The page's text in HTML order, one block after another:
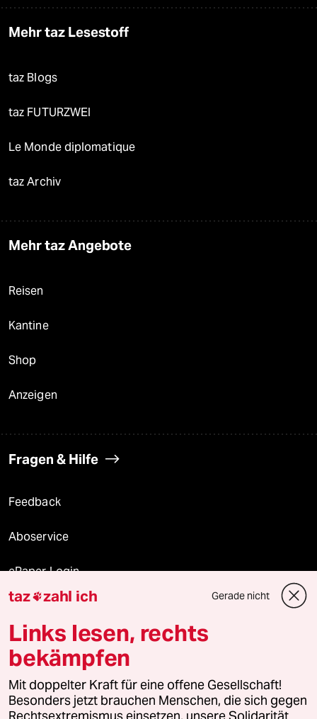
Mehr taz Lesestoff
taz Blogs
taz FUTURZWEI
Le Monde diplomatique
taz Archiv
Mehr taz Angebote
Reisen
Kantine
Shop
Anzeigen
Fragen & Hilfe
Feedback
Aboservice
ePaper Login
Downloads für Abonnierende
© 2026 taz Verlags und Vertriebs GmbH
Alle Rechte vorbehalten. Bei rechtlichen Fragen oder für Genehmigungen
wenden Sie sich bitte an
lizenzen@taz.de
taz zahl ich Gerade nicht
Links lesen, rechts
bekämpfen
Mit doppelter Kraft für eine offene Gesellschaft!
Besonders jetzt brauchen Menschen, die sich gegen